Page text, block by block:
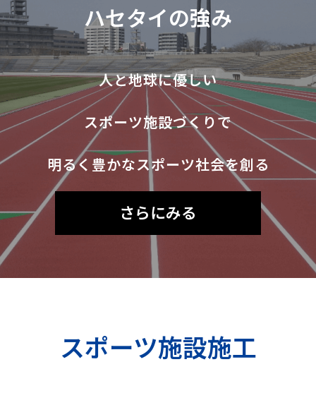
ハセタイの強み
人と地球に優しい
スポーツ施設づくりで
明るく豊かなスポーツ社会を創る
さらにみる
スポーツ施設施工